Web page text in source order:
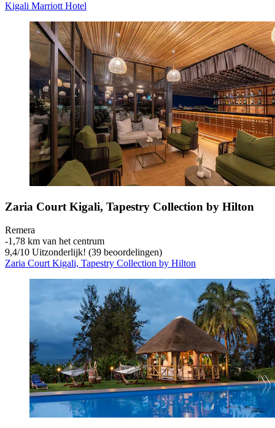
Kigali Marriott Hotel
Zaria Court Kigali, Tapestry Collection by Hilton
Remera
‐1,78 km van het centrum
9,4/10 Uitzonderlijk! (39 beoordelingen)
Zaria Court Kigali, Tapestry Collection by Hilton